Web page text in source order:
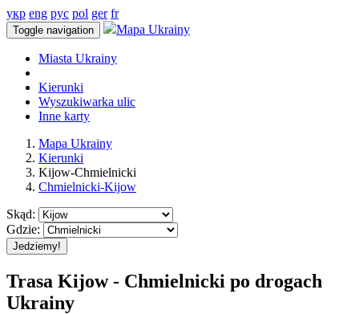
укр eng рус pol ger fr
Toggle navigation Mapa Ukrainy
Miasta Ukrainy
Kierunki
Wyszukiwarka ulic
Inne karty
Mapa Ukrainy
Kierunki
Kijow-Chmielnicki
Chmielnicki-Kijow
Skąd:
Gdzie:
Jedziemy!
Trasa Kijow - Chmielnicki po drogach
Ukrainy